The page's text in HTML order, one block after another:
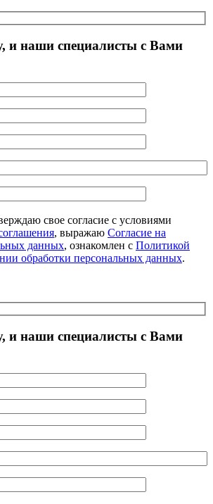
и наши специалисты с Вами
свое согласие с условиями
, выражаю Согласие на
данных, ознакомлен с Политикой
обработки персональных данных.
и наши специалисты с Вами